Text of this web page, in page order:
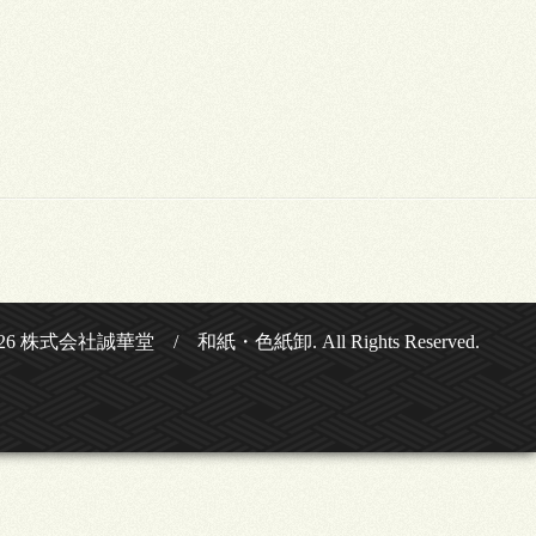
株式会社誠華堂 / 和紙・色紙卸. All Rights Reserved.